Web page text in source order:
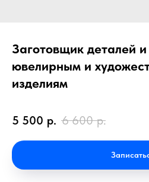
Заготовщик деталей
ювелирным и
изделиям
5 500 р. 6 600 р.